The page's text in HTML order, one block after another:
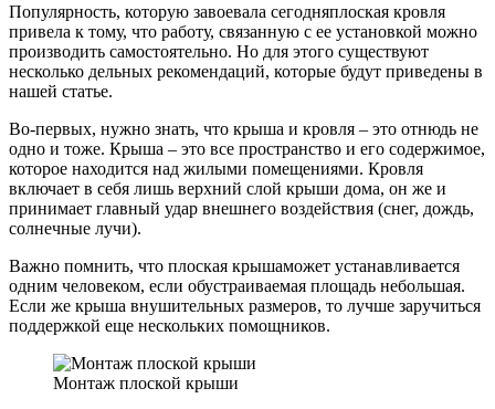
Популярность, которую завоевала сегодняплоская кровля
привела к тому, что работу, связанную с ее установкой можно
производить самостоятельно. Но для этого существуют
несколько дельных рекомендаций, которые будут приведены в
нашей статье.
Во-первых, нужно знать, что крыша и кровля – это отнюдь не
одно и тоже. Крыша – это все пространство и его содержимое,
которое находится над жилыми помещениями. Кровля
включает в себя лишь верхний слой крыши дома, он же и
принимает главный удар внешнего воздействия (снег, дождь,
солнечные лучи).
Важно помнить, что плоская крышаможет устанавливается
одним человеком, если обустраиваемая площадь небольшая.
Если же крыша внушительных размеров, то лучше заручиться
поддержкой еще нескольких помощников.
Монтаж плоской крыши